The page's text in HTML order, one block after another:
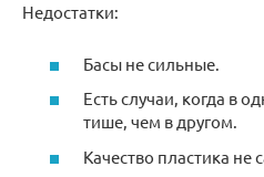
Недостатки:
Басы не сильные.
Есть случаи, когда в
тише, чем в другом.
Качество пластика не